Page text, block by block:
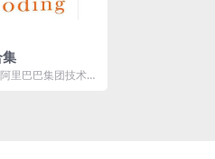
里巴巴集团技术团